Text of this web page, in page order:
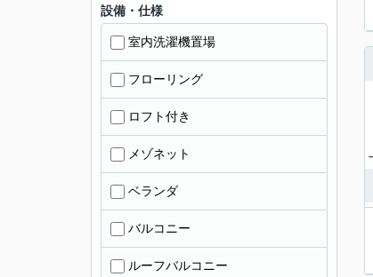
設備・仕様
室内洗濯機置場
フローリング
ロフト付き
メゾネット
ベランダ
バルコニー
ルーフバルコニー